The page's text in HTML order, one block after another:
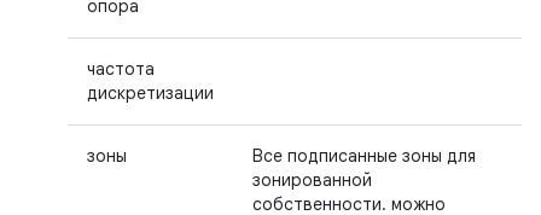
опора
частота
дискретизации
зоны
Все подписанные зоны для
зонированной
собственности. можно